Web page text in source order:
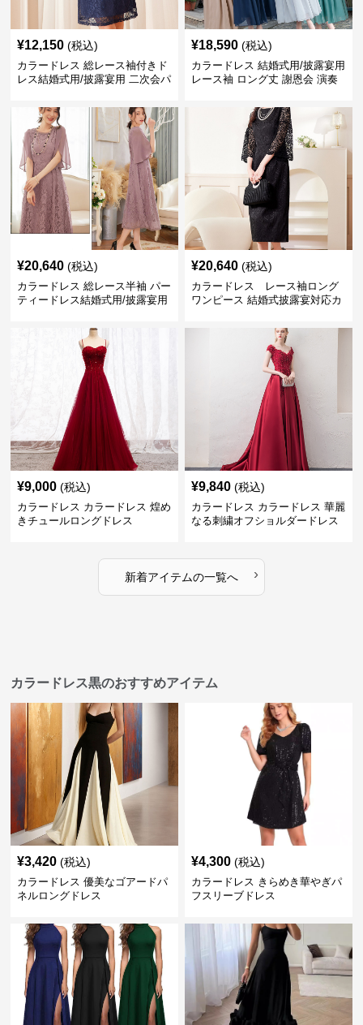
¥12,150 (税込)
カラードレス 総レース袖付きド
レス結婚式用/披露宴用 二次会パ
¥18,590 (税込)
カラードレス 結婚式用/披露宴用
レース袖 ロング丈 謝恩会 演奏
¥20,640 (税込)
カラードレス 総レース半袖 パー
ティードレス結婚式用/披露宴用
¥20,640 (税込)
カラードレス レース袖ロング
ワンピース 結婚式披露宴対応カ
¥9,000 (税込)
カラードレス カラードレス 煌め
きチュールロングドレス
¥9,840 (税込)
カラードレス カラードレス 華麗
なる刺繍オフショルダードレス
新着アイテムの一覧へ ›
カラードレス黒のおすすめアイテム
¥3,420 (税込)
カラードレス 優美なゴアードパ
ネルロングドレス
¥4,300 (税込)
カラードレス きらめき華やぎパ
フスリーブドレス